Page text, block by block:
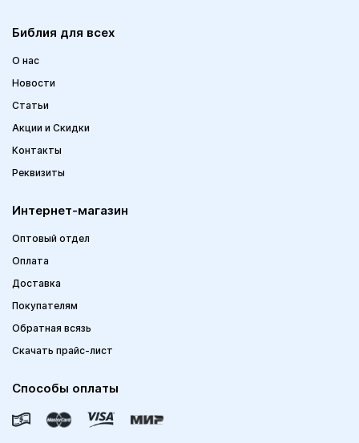
Библия для всех
О нас
Новости
Статьи
Акции и Скидки
Контакты
Реквизиты
Интернет-магазин
Оптовый отдел
Оплата
Доставка
Покупателям
Обратная всязь
Скачать прайс-лист
Способы оплаты